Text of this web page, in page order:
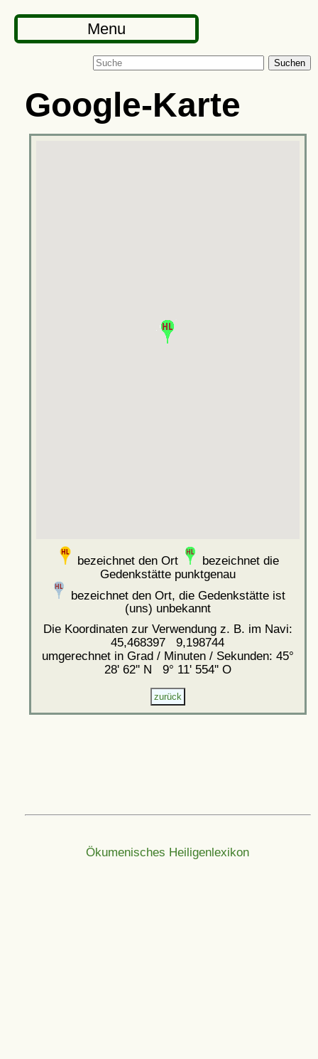
Menu
Suchen
Google-Karte
bezeichnet den Ort
bezeichnet die
Gedenkstätte punktgenau
bezeichnet den Ort, die Gedenkstätte ist
(uns) unbekannt
Die Koordinaten zur Verwendung z. B. im Navi:
45,468397 9,198744
umgerechnet in Grad / Minuten / Sekunden: 45°
28' 62'' N 9° 11' 554'' O
Ökumenisches Heiligenlexikon